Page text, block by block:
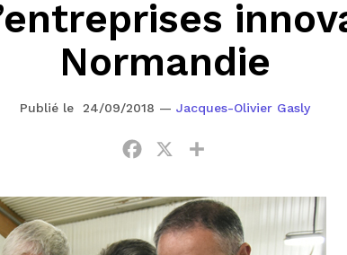
Normandie
Publié le 24/09/2018 — Jacques-Olivier Gasly
Facebook